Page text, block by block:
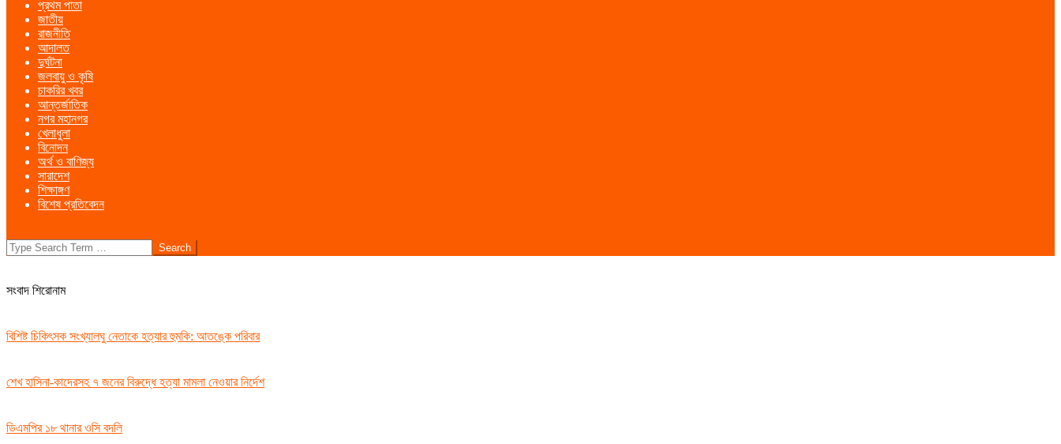
Menu
প্রথম পাতা
জাতীয়
রাজনীতি
আদালত
দুর্ঘটনা
জলবায়ু ও কৃষি
চাকরির খবর
আন্তর্জাতিক
নগর মহানগর
খেলাধুলা
বিনোদন
অর্থ ও বাণিজ্য
সারাদেশ
শিক্ষাঙ্গণ
বিশেষ প্রতিবেদন
Search
সংবাদ শিরোনাম
বিশিষ্ট চিকিৎসক সংখ্যালঘু নেতাকে হত্যার হুমকি: আতঙ্কে পরিবার
শেখ হাসিনা-কাদেরসহ ৭ জনের বিরুদ্ধে হত্যা মামলা নেওয়ার নির্দেশ
ডিএমপির ১৮ থানার ওসি বদলি